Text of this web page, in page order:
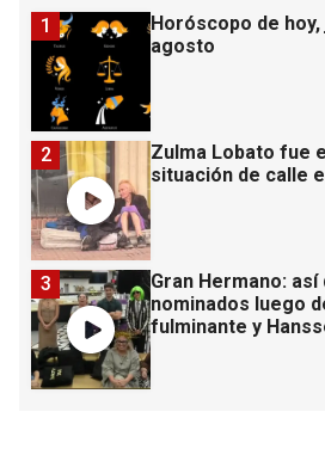
Horóscopo de
agosto
1
Zulma Lobato fue
situación de calle
2
Gran Hermano: así
nominados luego
fulminante y
3